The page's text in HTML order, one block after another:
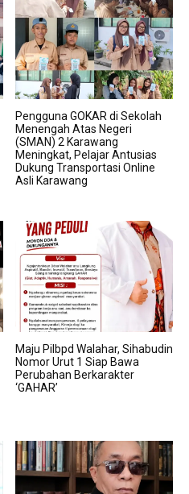
Pengguna GOKAR di Sekolah
Menengah Atas Negeri
(SMAN) 2 Karawang
Meningkat, Pelajar Antusias
Dukung Transportasi Online
Asli Karawang
Maju Pilbpd Walahar, Sihabudin
Nomor Urut 1 Siap Bawa
Perubahan Berkarakter
‘GAHAR’